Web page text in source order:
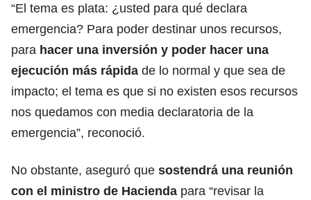
“El tema es plata: ¿usted para qué declara
emergencia? Para poder destinar unos recursos,
para hacer una inversión y poder hacer una
ejecución más rápida de lo normal y que sea de
impacto; el tema es que si no existen esos recursos
nos quedamos con media declaratoria de la
emergencia”, reconoció.
No obstante, aseguró que sostendrá una reunión
con el ministro de Hacienda para “revisar la